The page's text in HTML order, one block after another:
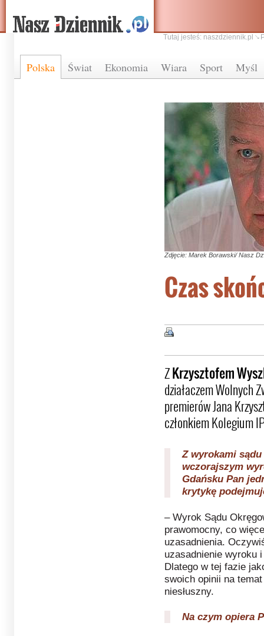
Polska Świat Ekonomia Wiara Sport Myśl
Tutaj jesteś: naszdziennik.pl
Zdjęcie: Marek Borawski/ Nasz
Czas
ZKrzysztofem
działaczem Wolnych
premierów Jana
członkiem Kolegium
Z wyrokami
wczorajszym
Gdańsku Pan
krytykę
– Wyrok Sądu
prawomocny, co
uzasadnienia.
uzasadnienie wyroku
Dlatego w tej fazie
swoich opinii na
niesłuszny.
Na czym opiera